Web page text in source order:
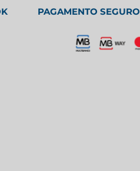
PAGAMENTO SEGURO